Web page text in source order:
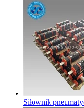
Siłownik